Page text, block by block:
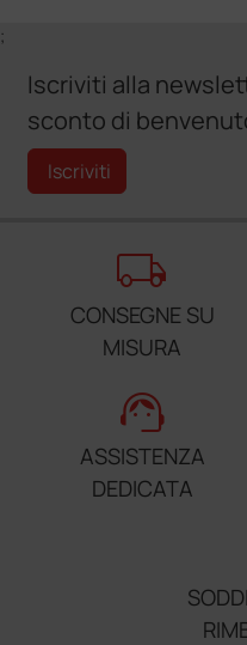
;
Iscriviti alla
sconto di
Iscriviti
local_shipping
CONSEGNE SU
MISURA
support_agent
ASSISTENZA
DEDICATA